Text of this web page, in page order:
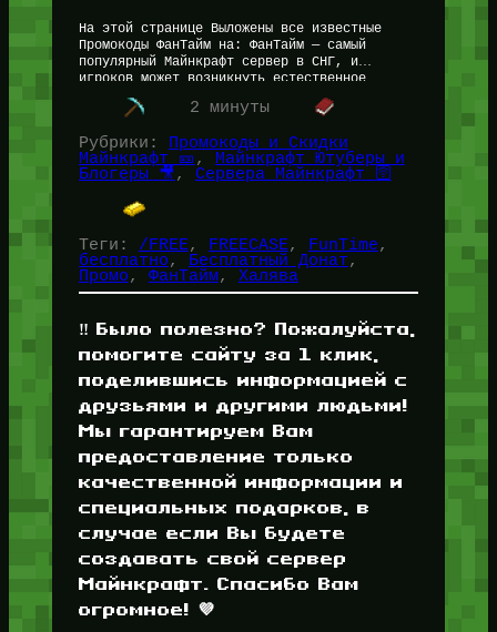
На этой странице Выложены все известные
Промокоды ФанТайм на: ФанТайм — самый
популярный Майнкрафт сервер в СНГ, и
игроков может возникнуть естественное
желание получить бесплатный донат и прочую
халяву от…
2 минуты
Рубрики: Промокоды и Скидки
Майнкрафт 🎫 , Майнкрафт Ютуберы и
Блогеры 🎥 , Сервера Майнкрафт 🛜
Теги: /FREE, FREECASE, FunTime
бесплатно, Бесплатный Донат
Промо, ФанТайм, Халява
‼️ Было полезно? Пожалуйста,
помогите сайту за 1 клик,
поделившись информацией с
друзьями и другими людьми!
Мы гарантируем Вам
предоставление только
качественной информации и
специальных подарков, в
случае если Вы будете
создавать свой сервер
Майнкрафт. Спасибо Вам
огромное! 💜